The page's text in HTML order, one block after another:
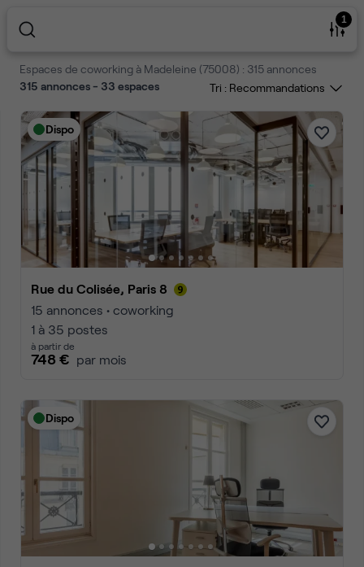
1
Espaces de coworking à Madeleine (75008) : 315 annonces
315 annonces - 33 espaces
Tri :
Dispo
Rue du Colisée, Paris 8
15 annonces • coworking
1 à 35 postes
à partir de
748 € par mois
Dispo